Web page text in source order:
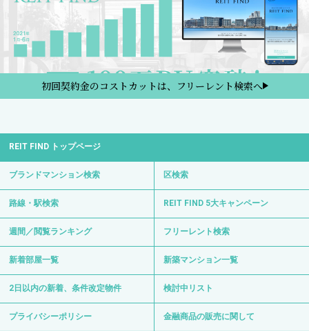
初回契約金のコストカットは、フリーレント検索へ
REIT FIND トップページ
ブランドマンション検索 区検索
路線・駅検索 REIT FIND 5大キャンペーン
週間／閲覧ランキング フリーレント検索
新着部屋一覧 新築マンション一覧
2日以内の新着、条件改定物件 検討中リスト
プライバシーポリシー 金融商品の販売に関して